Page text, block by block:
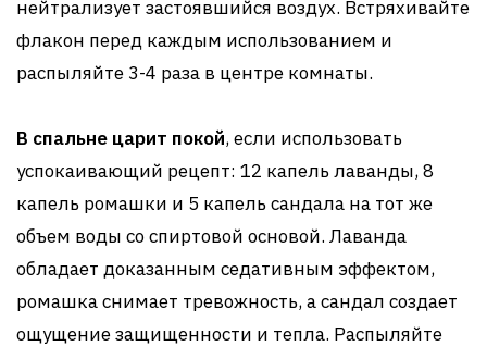
нейтрализует застоявшийся воздух. Встряхивайте
флакон перед каждым использованием и
распыляйте 3-4 раза в центре комнаты.
В спальне царит покой, если использовать
успокаивающий рецепт: 12 капель лаванды, 8
капель ромашки и 5 капель сандала на тот же
объем воды со спиртовой основой. Лаванда
обладает доказанным седативным эффектом,
ромашка снимает тревожность, а сандал создает
ощущение защищенности и тепла. Распыляйте